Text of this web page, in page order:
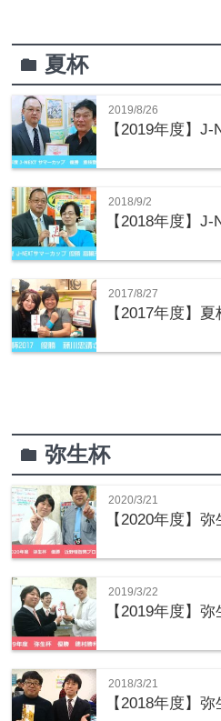
folder 夏杯
2019/8/26
【2019年度】
2018/9/2
【2018年度】
2017/8/27
【2017年度】夏
folder 弥生杯
2020/3/21
【2020年度】
2019/3/22
【2019年度】
2018/3/21
【2018年度】